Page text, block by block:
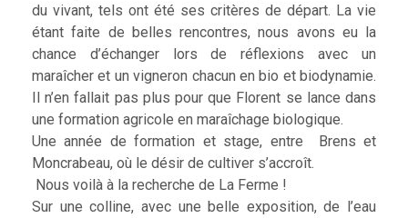
du vivant, tels ont été ses critères de départ. La vie
étant faite de belles rencontres, nous avons eu la
chance d’échanger lors de réflexions avec un
maraîcher et un vigneron chacun en bio et biodynamie.
Il n’en fallait pas plus pour que Florent se lance dans
une formation agricole en maraîchage biologique.
Une année de formation et stage, entre Brens et
Moncrabeau, où le désir de cultiver s’accroît.
Nous voilà à la recherche de La Ferme !
Sur une colline, avec une belle exposition, de l’eau